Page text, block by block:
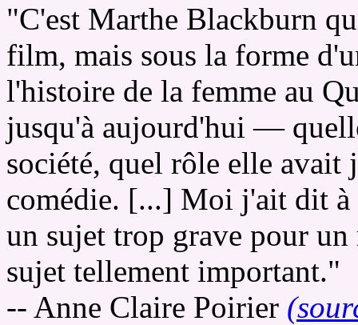
"C'est Marthe Blackburn
film, mais sous la forme
l'histoire de la femme au
jusqu'à aujourd'hui —
société, quel rôle elle
comédie. [...] Moi j'ait dit à
un sujet trop grave pour
sujet tellement important."
-- Anne Claire Poirier